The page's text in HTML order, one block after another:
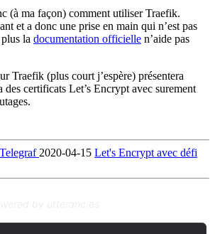
(à ma façon) comment utiliser Traefik.
et a donc une prise en main qui n’est pas
la documentation officielle n’aide pas
Traefik (plus court j’espère) présentera
certificats Let’s Encrypt avec surement
2020-04-15 Let's Encrypt avec défi